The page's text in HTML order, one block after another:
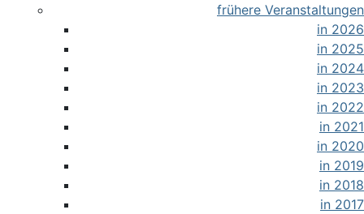
frühere Veranstaltungen
in 2026
in 2025
in 2024
in 2023
in 2022
in 2021
in 2020
in 2019
in 2018
in 2017